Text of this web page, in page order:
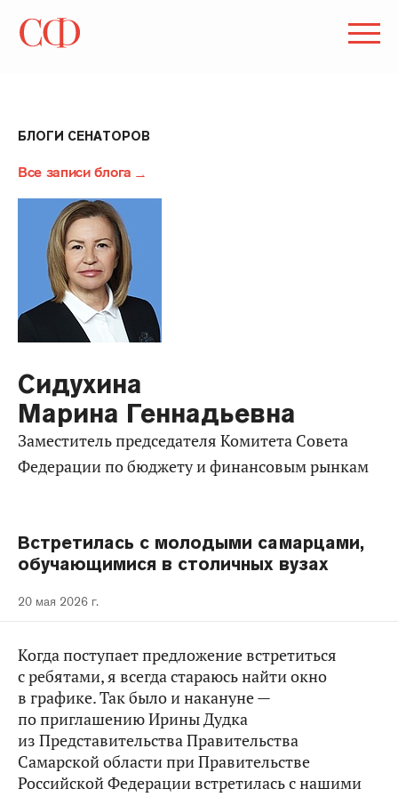
БЛОГИ СЕНАТОРОВ
Все записи блога
Сидухина
Марина Геннадьевна
Заместитель председателя Комитета Совета
Федерации по бюджету и финансовым рынкам
Встретилась с молодыми самарцами,
обучающимися в столичных вузах
20 мая 2026 г.
Когда поступает предложение встретиться
с ребятами, я всегда стараюсь найти окно
в графике. Так было и накануне —
по приглашению Ирины Дудка
из Представительства Правительства
Самарской области при Правительстве
Российской Федерации встретилась с нашими